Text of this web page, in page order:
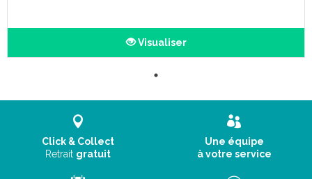
Visualiser
Click & Collect
Retrait gratuit
Une équipe
à votre service